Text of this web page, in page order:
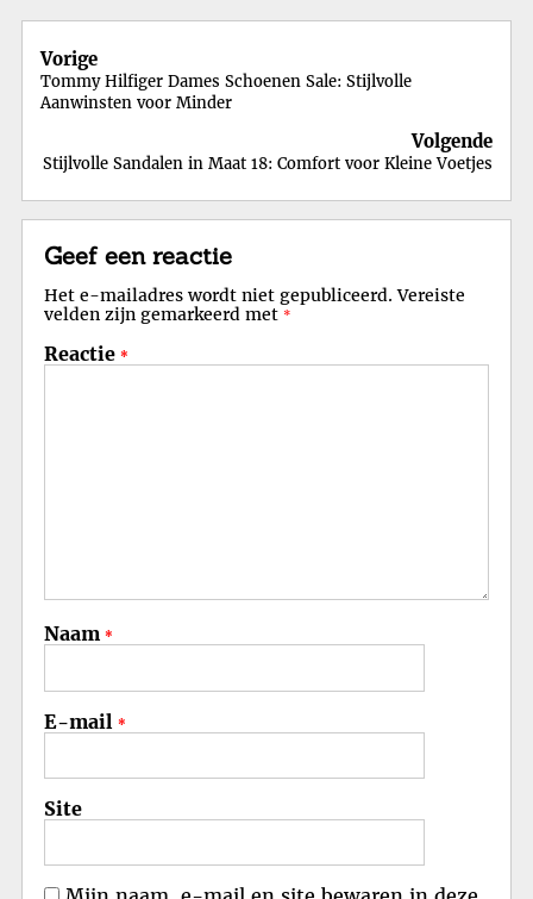
Berichtnavigatie
Vorige
Tommy Hilfiger Dames Schoenen Sale: Stijlvolle
Aanwinsten voor Minder
Volgende
Stijlvolle Sandalen in Maat 18: Comfort voor Kleine Voetjes
Geef een reactie
Het e-mailadres wordt niet gepubliceerd. Vereiste
velden zijn gemarkeerd met *
Reactie *
Naam *
E-mail *
Site